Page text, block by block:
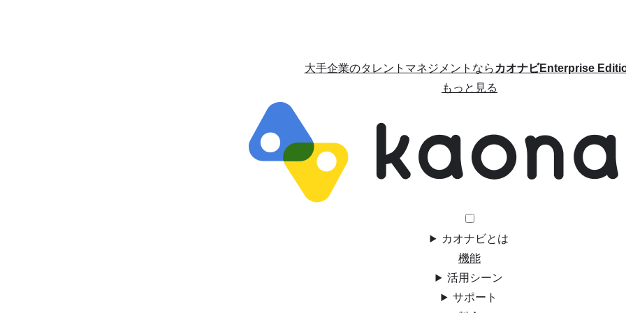
大手企業のタレントマネジメントならカオナビEnterprise
もっと見る
カオナビとは
機能
活用シーン
サポート